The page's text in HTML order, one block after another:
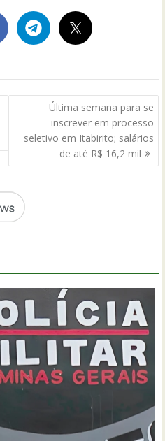
Última semana para se
inscrever em processo
seletivo em Itabirito; salários
de até R$ 16,2 mil